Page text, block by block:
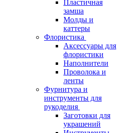
Пластичная
замша
Молды и
каттеры
Флористика
Аксессуары для
флористики
Наполнители
Проволока и
ленты
Фурнитура и
инструменты для
рукоделия
Заготовки для
украшений